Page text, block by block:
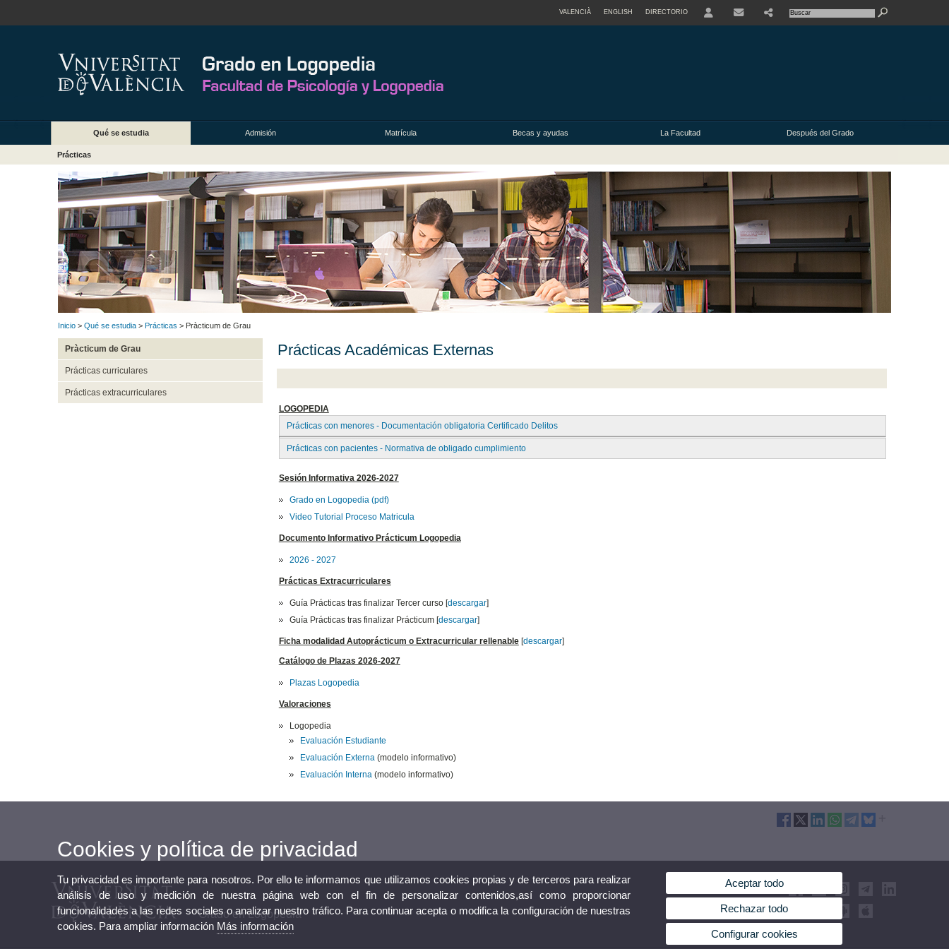
VALENCIÀ ENGLISH DIRECTORIO
Qué se estudia Admisión Matrícula Becas y ayudas La Facultad Después del Grado
Prácticas
Inicio > Qué se estudia > Prácticas > Pràcticum de Grau
Pràcticum de Grau
Prácticas curriculares
Prácticas extracurriculares
Prácticas Académicas Externas
LOGOPEDIA
Prácticas con menores - Documentación obligatoria Certificado Delitos
Prácticas con pacientes - Normativa de obligado cumplimiento
Sesión Informativa 2026-2027
Grado en Logopedia (pdf)
Video Tutorial Proceso Matricula
Documento Informativo Prácticum Logopedia
2026 - 2027
Prácticas Extracurriculares
Guía Prácticas tras finalizar Tercer curso [descargar]
Guía Prácticas tras finalizar Prácticum [descargar]
Ficha modalidad Autoprácticum o Extracurricular rellenable[descargar]
Catálogo de Plazas 2026-2027
Plazas Logopedia
Valoraciones
Logopedia
Evaluación Estudiante
Evaluación Externa (modelo informativo)
Evaluación Interna (modelo informativo)
Grado en Logopedia
Cookies y política de privacidad
Tu privacidad es importante para nosotros. Por ello te informamos que utilizamos cookies propias y de terceros para realizar
análisis de uso y medición de nuestra página web con el fin de personalizar contenidos,así como proporcionar
funcionalidades a las redes sociales o analizar nuestro tráfico. Para continuar acepta o modifica la configuración de nuestras
cookies. Para ampliar información Más información
Aceptar todo
Rechazar todo
Configurar cookies